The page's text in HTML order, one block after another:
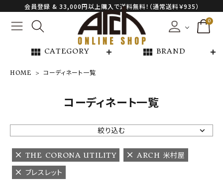
会員登録 & 33,000円以上購入で送料無料！（通常送料￥935）
0
view_module CATEGORY view_module BRAND
NEW ARRIVAL
ARCH EXCLUSIVE
BRAND
CATEGORY
HOME コーディネート一覧
コーディネート一覧
絞り込む
THE CORONA UTILITY
ARCH 米村屋
ブレスレット